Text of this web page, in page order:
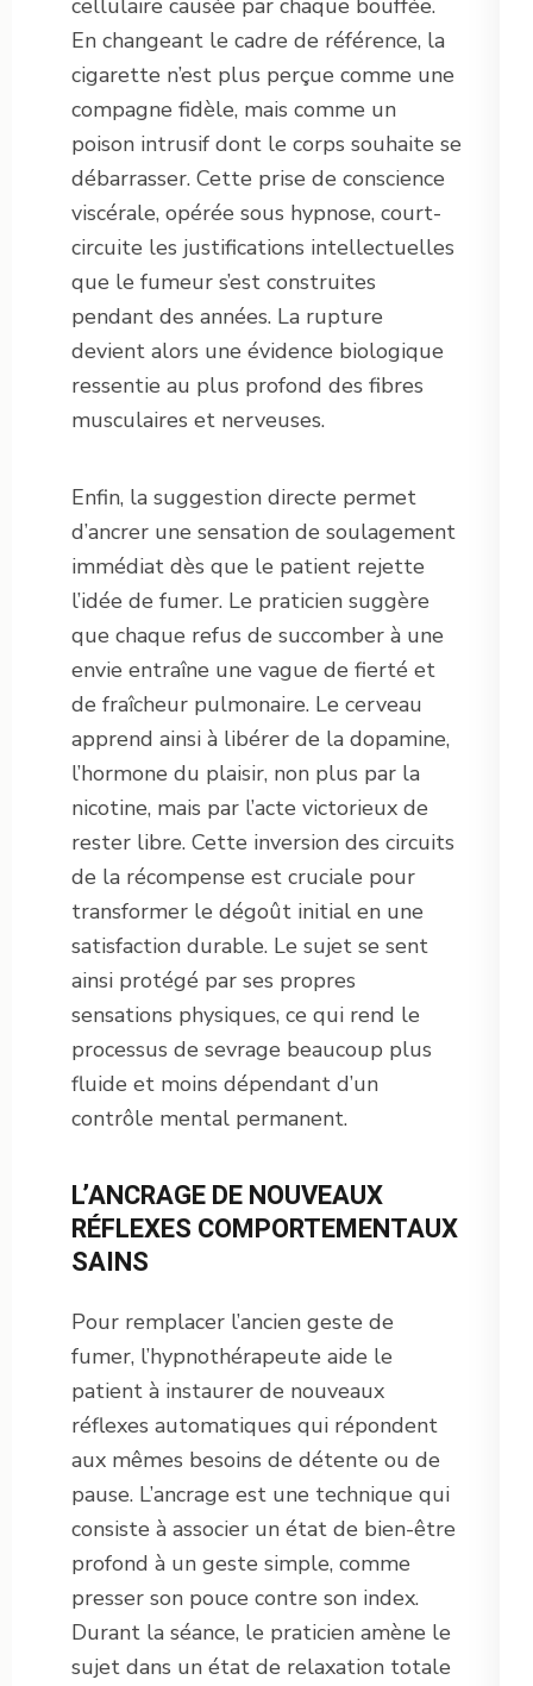
cellulaire causée par chaque bouffée.
En changeant le cadre de référence, la
cigarette n’est plus perçue comme une
compagne fidèle, mais comme un
poison intrusif dont le corps souhaite se
débarrasser. Cette prise de conscience
viscérale, opérée sous hypnose, court-
circuite les justifications intellectuelles
que le fumeur s’est construites
pendant des années. La rupture
devient alors une évidence biologique
ressentie au plus profond des fibres
musculaires et nerveuses.
Enfin, la suggestion directe permet
d’ancrer une sensation de soulagement
immédiat dès que le patient rejette
l’idée de fumer. Le praticien suggère
que chaque refus de succomber à une
envie entraîne une vague de fierté et
de fraîcheur pulmonaire. Le cerveau
apprend ainsi à libérer de la dopamine,
l’hormone du plaisir, non plus par la
nicotine, mais par l’acte victorieux de
rester libre. Cette inversion des circuits
de la récompense est cruciale pour
transformer le dégoût initial en une
satisfaction durable. Le sujet se sent
ainsi protégé par ses propres
sensations physiques, ce qui rend le
processus de sevrage beaucoup plus
fluide et moins dépendant d’un
contrôle mental permanent.
L’ANCRAGE DE NOUVEAUX
RÉFLEXES COMPORTEMENTAUX
SAINS
Pour remplacer l’ancien geste de
fumer, l’hypnothérapeute aide le
patient à instaurer de nouveaux
réflexes automatiques qui répondent
aux mêmes besoins de détente ou de
pause. L’ancrage est une technique qui
consiste à associer un état de bien-être
profond à un geste simple, comme
presser son pouce contre son index.
Durant la séance, le praticien amène le
sujet dans un état de relaxation totale